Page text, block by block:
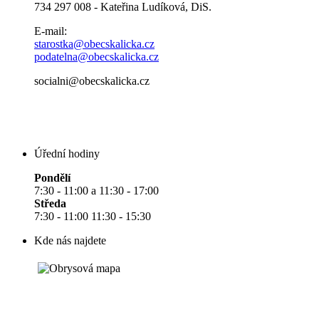
734 297 008 - Kateřina Ludíková, DiS.
E-mail:
starostka@obecskalicka.cz
podatelna@obecskalicka.cz
socialni@obecskalicka.cz
Úřední hodiny
Pondělí
7:30 - 11:00 a 11:30 - 17:00
Středa
7:30 - 11:00 11:30 - 15:30
Kde nás najdete